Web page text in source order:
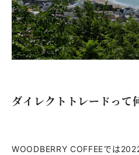
ダイレクトトレードって
WOODBERRY COFFEEでは